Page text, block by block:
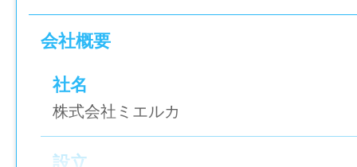
難しい調理作業などは少なく、覚えやすい
＿＿＿＿＿
お仕事内容
￣￣￣￣￣
会社概要
社名
株式会社ミエルカ
設立